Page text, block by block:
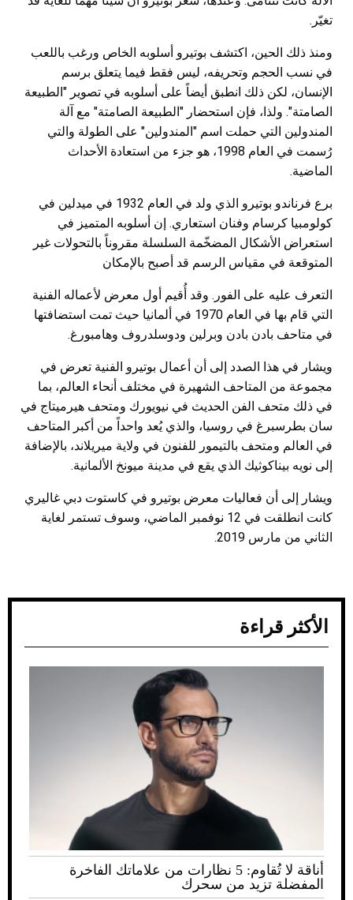
تغيّر.
ومنذ ذلك الحين، اكتشف بوتيرو أسلوبه الخاص ورغب باللعب
في نسب الحجم وتحريفه، ليس فقط فيما يتعلق برسم
الإنسان، لكن ذلك انطبق أيضاً على أسلوبه في تصوير "الطبيعة
الصامتة". ولذا، فإن استحضار "الطبيعة الصامتة" مع آلة
المندولين التي حملت اسم "المندولين" على الطولة والتي
رُسمت في العام 1998، هو جزء من استعادة الأحداث
الماضية.
برع فرناندو بوتيرو الذي ولد في العام 1932 في ميدلين في
كولومبيا كرسام وفنان استعاري. إن أسلوبه المتميز في
استعراض الأشكال المضخّمة السلسلة مقروناً بالتحولات غير
المتوقعة في مقياس الرسم قد أصبح بالإمكان
التعرف عليه على الفور. وقد أُقيم أول معرض لأعماله الفنية
التي قام بها في العام 1970 في ألمانيا حيث تمت استضافتها
في متاحف بادن بادن وبرلين ودوسلدروف وهامبورغ.
ويشار في هذا الصدد إلى أن أعمال بوتيرو الفنية تعرض في
مجموعة من المتاحف الشهيرة في مختلف أنحاء العالم، بما
في ذلك متحف الفن الحديث في نيويورك ومتحف هيرميتاج في
سان بطرسبرغ في روسيا، والذي يُعد واحداً من أكبر المتاحف
في العالم ومتحف بالتيمور للفنون في ولاية ميريلاند، بالإضافة
إلى نويه بيناكوثيك الذي يقع في مدينة ميونخ الألمانية.
ويشار إلى أن فعاليات معرض بوتيرو في كاستوت دبي غاليري
كانت انطلقت في 12 نوفمبر الماضي، وسوف تستمر لغاية
الثاني من مارس 2019.
الأكثر قراءة
أناقة لا تُقاوم: 5 نظارات من علاماتك الفاخرة
المفضلة تزيد من سحرك